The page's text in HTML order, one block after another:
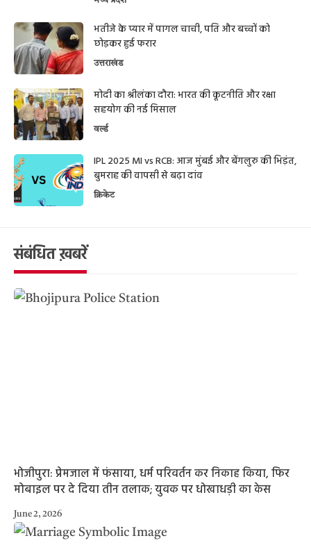
भतीजे के प्यार में पागल चाची, पति और बच्चों को
छोड़कर हुई फरार
उत्तराखंड
मोदी का श्रीलंका दौरा: भारत की कूटनीति और रक्षा
सहयोग की नई मिसाल
वर्ल्ड
IPL 2025 MI vs RCB: आज मुंबई और बेंगलुरु की भिड़ंत,
बुमराह की वापसी से बढ़ा दांव
क्रिकेट
संबंधित ख़बरें
भोजीपुरा: प्रेमजाल में फंसाया, धर्म परिवर्तन कर निकाह किया, फिर
मोबाइल पर दे दिया तीन तलाक; युवक पर धोखाधड़ी का केस
June 2, 2026